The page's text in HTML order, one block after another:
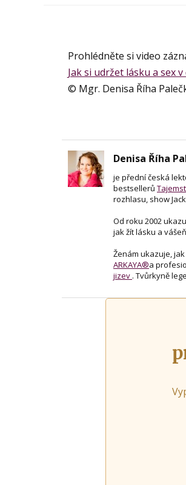
Prohlédněte si video
Jak si udržet lásku a sex
© Mgr. Denisa Říha
Denisa Říha
je přední česká
bestsellerů
rozhlasu, show
Od roku 2002
jak žít lásku a
Ženám ukazuje,
ARKAYA®a
jizev . Tvůrkyně